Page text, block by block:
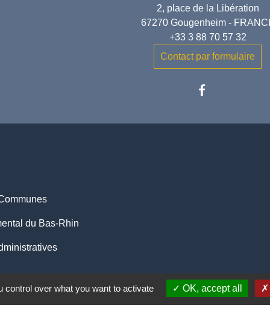
2, place de la Libération
67270 Gougenheim -
+33 3 88 70 57 32
Contact par formulaire
du Bas-Rhin
légales - Politique de confidentialité Accessibilité -
over what you want to activate OK, accept all